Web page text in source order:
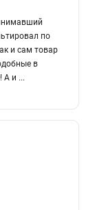
по
и сам товар
в
А и ...